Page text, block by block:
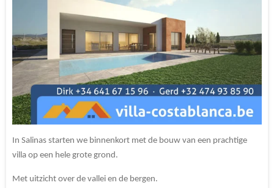
In Salinas starten we binnenkort met de bouw van een prachtige
villa op een hele grote grond.
Met uitzicht over de vallei en de bergen.